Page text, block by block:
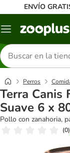
ENVÍO
Menú
Buscar
productos
Perros
Terra
Suave 6 x
Pollo con zanahoria,
(0)